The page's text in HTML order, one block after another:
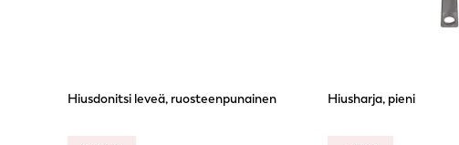
Hiusdonitsi leveä, ruosteenpunainen Hiusharja, pieni